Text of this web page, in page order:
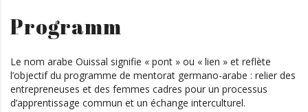
Programm
Le nom arabe Ouissal signifie « pont » ou « lien » et reflète
l’objectif du programme de mentorat germano-arabe : relier des
entrepreneuses et des femmes cadres pour un processus
d’apprentissage commun et un échange interculturel.